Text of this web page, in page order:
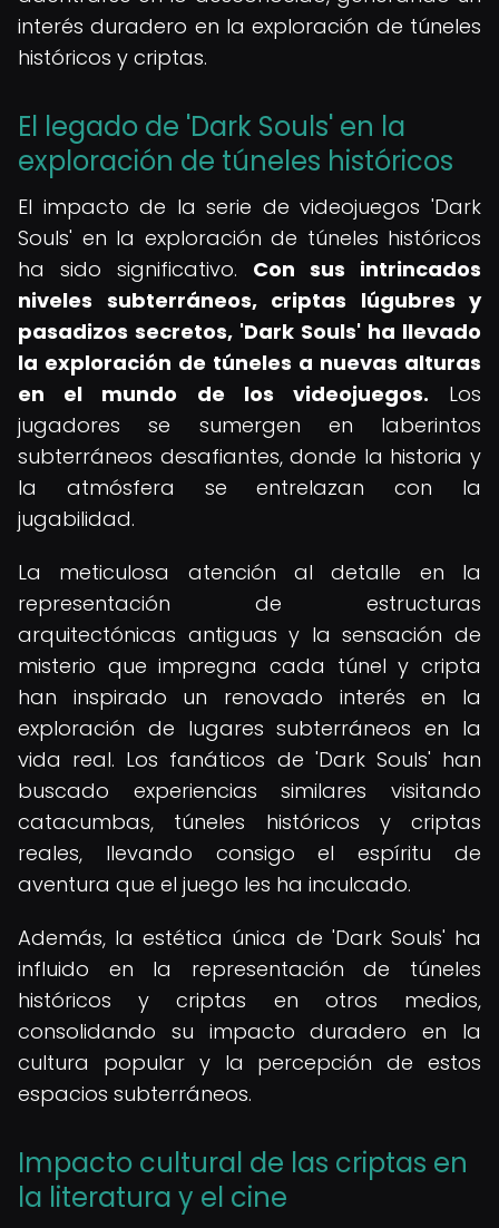
interés duradero en la exploración de túneles
históricos y criptas.
El legado de 'Dark Souls' en la
exploración de túneles históricos
El impacto de la serie de videojuegos 'Dark
Souls' en la exploración de túneles históricos
ha sido significativo. Con sus intrincados
niveles subterráneos, criptas lúgubres y
pasadizos secretos, 'Dark Souls' ha llevado
la exploración de túneles a nuevas alturas
en el mundo de los videojuegos. Los
jugadores se sumergen en laberintos
subterráneos desafiantes, donde la historia y
la atmósfera se entrelazan con la
jugabilidad.
La meticulosa atención al detalle en la
representación de estructuras
arquitectónicas antiguas y la sensación de
misterio que impregna cada túnel y cripta
han inspirado un renovado interés en la
exploración de lugares subterráneos en la
vida real. Los fanáticos de 'Dark Souls' han
buscado experiencias similares visitando
catacumbas, túneles históricos y criptas
reales, llevando consigo el espíritu de
aventura que el juego les ha inculcado.
Además, la estética única de 'Dark Souls' ha
influido en la representación de túneles
históricos y criptas en otros medios,
consolidando su impacto duradero en la
cultura popular y la percepción de estos
espacios subterráneos.
Impacto cultural de las criptas en
la literatura y el cine